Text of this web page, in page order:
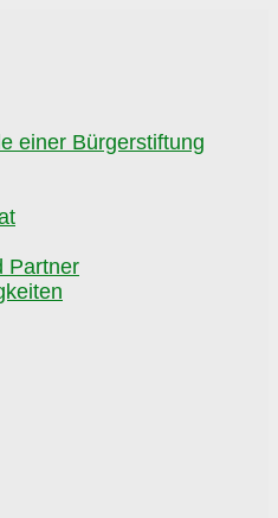
einer Bürgerstiftung
Partner